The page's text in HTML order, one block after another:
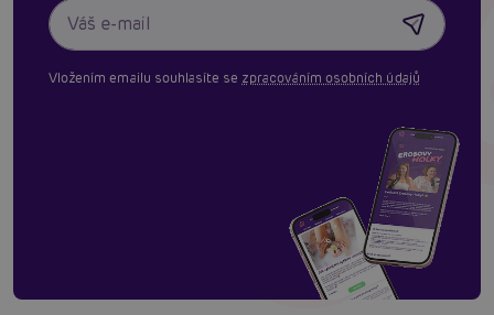
Vložením emailu souhlasíte se zpracováním osobních údajů